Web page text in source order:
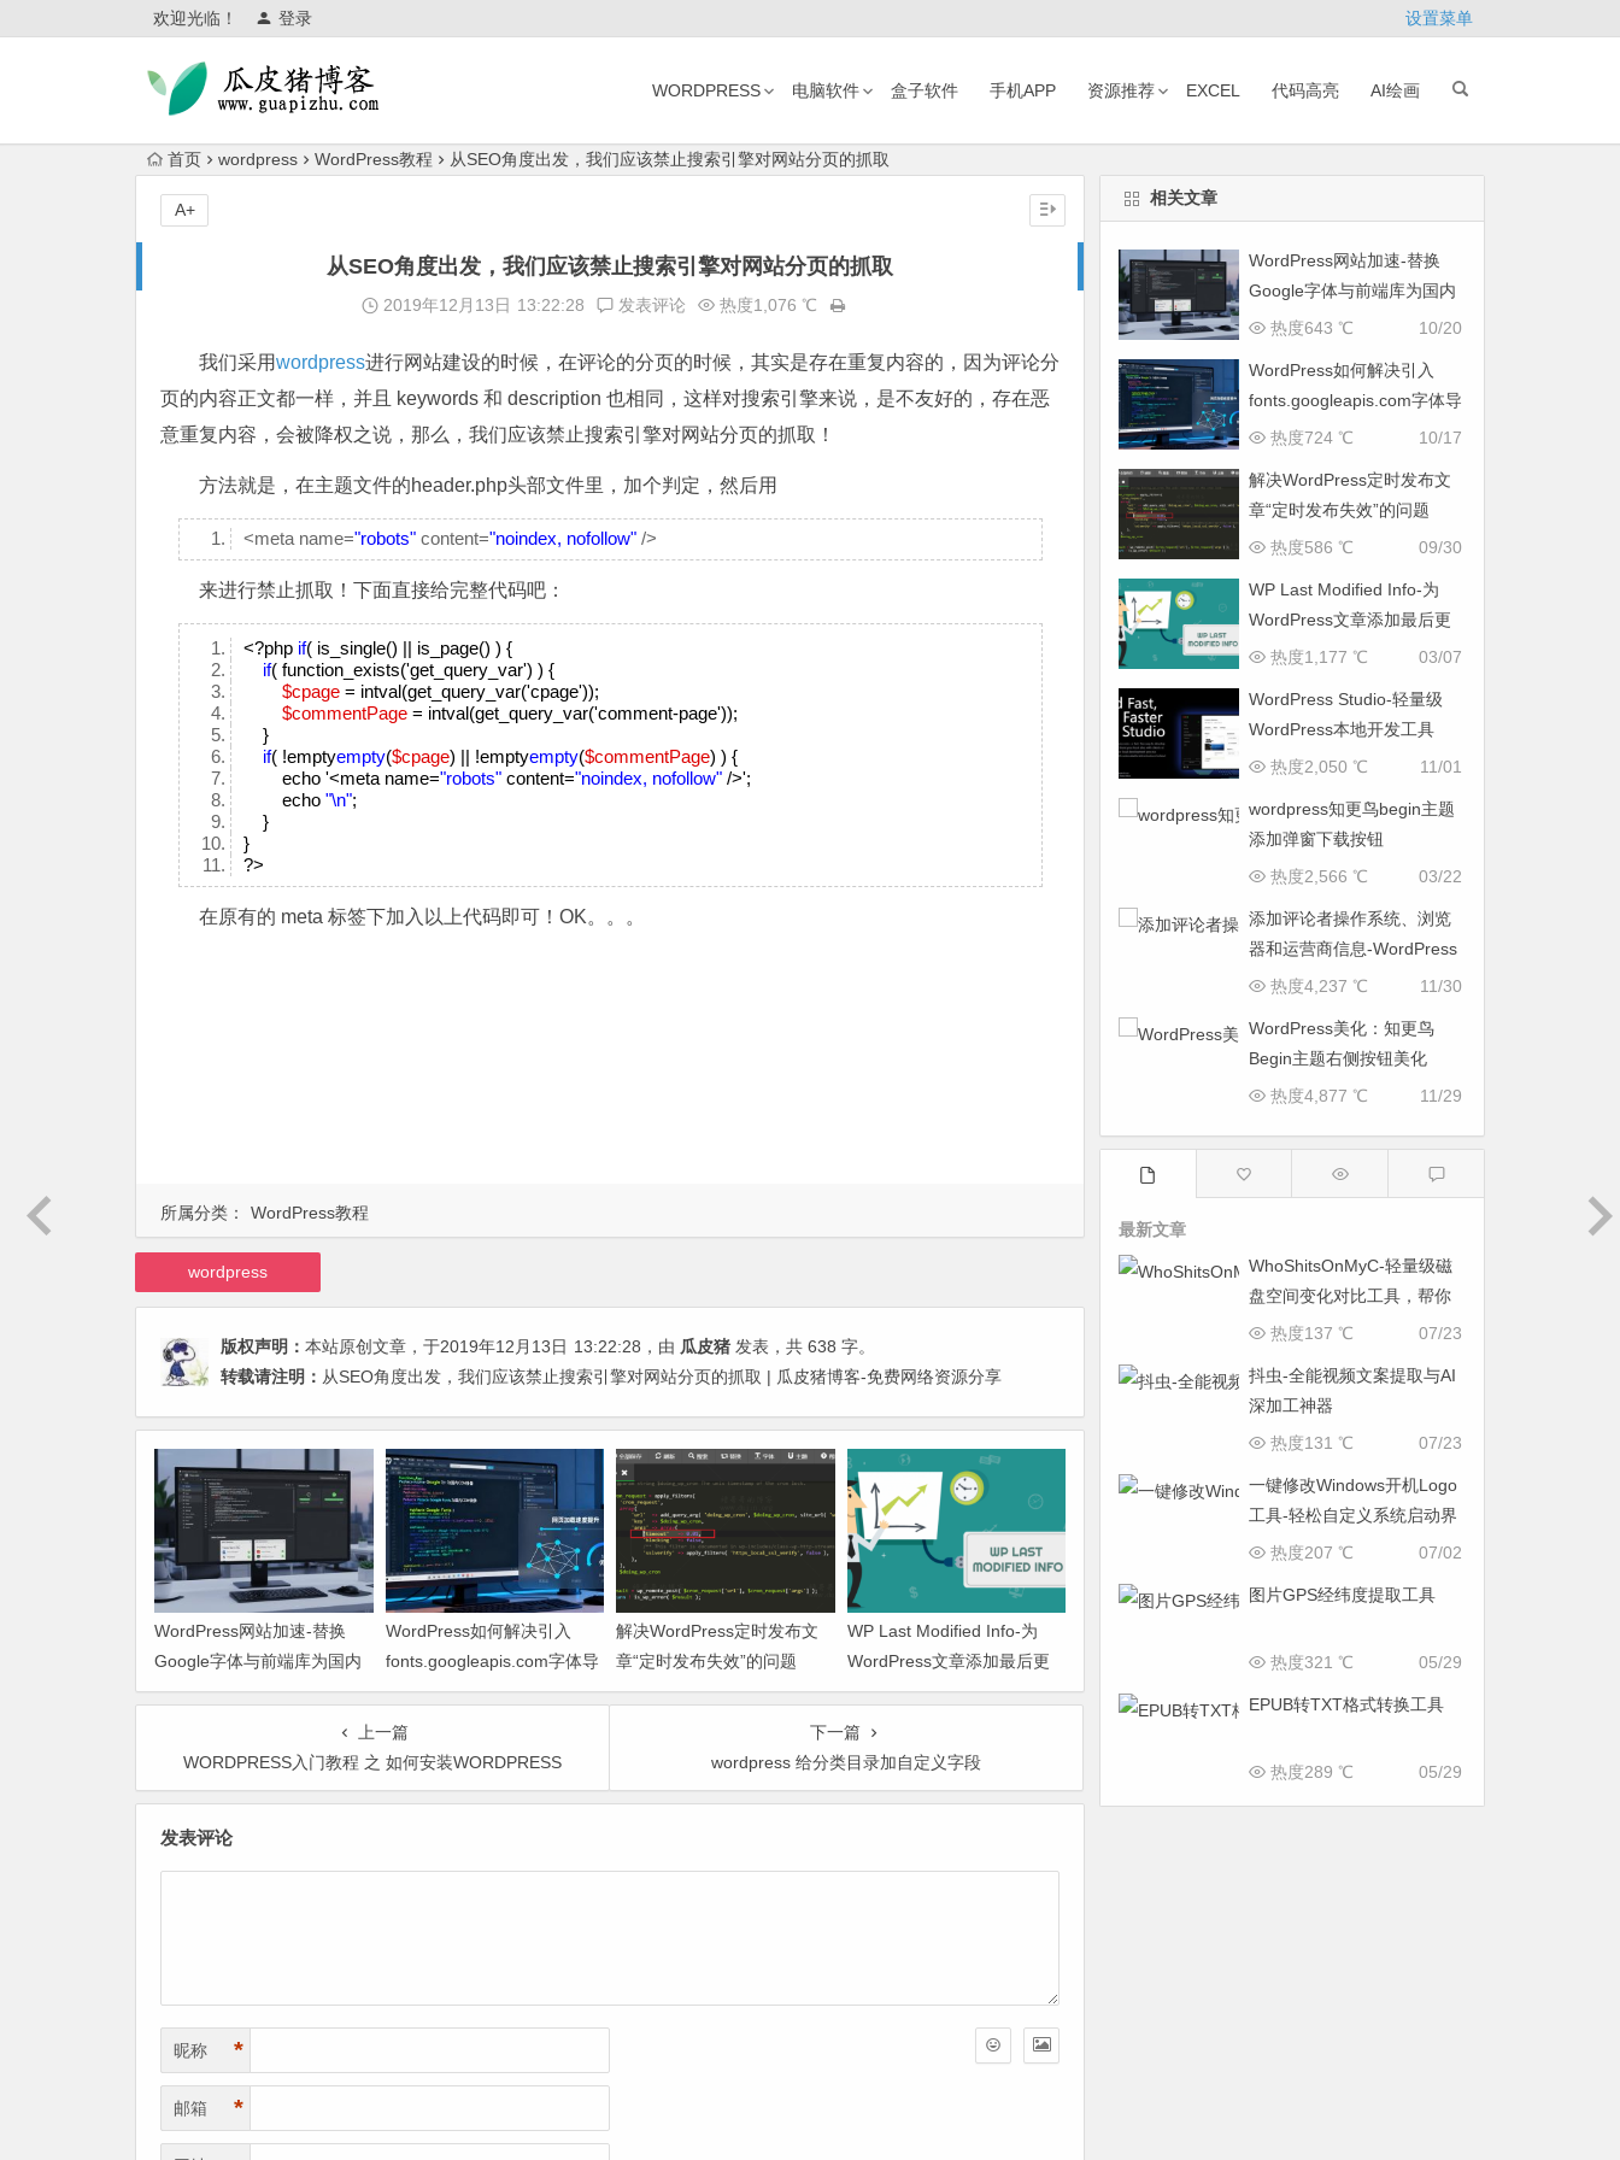
欢迎光临！ 登录 设置菜单
WORDPRESS 电脑软件 盒子软件 手机APP 资源推荐 EXCEL 代码高亮 AI绘画
首页 wordpress WordPress教程 从SEO角度出发，我们应该禁止搜索引擎对网站分页的抓取
从SEO角度出发，我们应该禁止搜索引擎对网站分页的抓取
2019年12月13日 13:22:28 发表评论 热度1,076 ℃
我们采用wordpress进行网站建设的时候，在评论的分页的时候，其实是存在重复内容的，因为评论分
页的内容正文都一样，并且 keywords 和 description 也相同，这样对搜索引擎来说，是不友好的，存在恶
意重复内容，会被降权之说，那么，我们应该禁止搜索引擎对网站分页的抓取！
方法就是，在主题文件的header.php头部文件里，加个判定，然后用
<meta name="robots"content="noindex, nofollow"/>
来进行禁止抓取！下面直接给完整代码吧：
<?php if( is_single() || is_page() ) {
if( function_exists('get_query_var') ) {
$cpage= intval(get_query_var('cpage'));
$commentPage= intval(get_query_var('comment-page'));
}
if( !emptyempty($cpage) || !emptyempty($commentPage) ) {
echo'<meta name="robots"content="noindex, nofollow"/>';
echo "\n";
}
}
?>
在原有的 meta 标签下加入以上代码即可！OK。。。
A+
所属分类： WordPress教程
wordpress
版权声明： 本站原创文章，于2019年12月13日 13:22:28 ，由 瓜皮猪 发表，共 638 字。
转载请注明： 从SEO角度出发，我们应该禁止搜索引擎对网站分页的抓取 | 瓜皮猪博客-免费网络资源分享
WordPress网站加速-替换
Google字体与前端库为国内
CDN镜像
WordPress如何解决引入
fonts.googleapis.com字体导
致网页响应缓慢问题
解决WordPress定时发布文
章“定时发布失效”的问题
WP Last Modified Info-为
WordPress文章添加最后更
新时间
上一篇
WORDPRESS入门教程 之 如何安装WORDPRESS
下一篇
wordpress 给分类目录加自定义字段
发表评论
昵称 *
邮箱 *
相关文章
WordPress网站加速-替换
Google字体与前端库为国内
CDN镜像
10/20
热度643 ℃
WordPress如何解决引入
fonts.googleapis.com字体导
致网页响应缓慢问题
10/17
热度724 ℃
解决WordPress定时发布文
章“定时发布失效”的问题
09/30
热度586 ℃
WP Last Modified Info-为
WordPress文章添加最后更
新时间
03/07
热度1,177 ℃
WordPress Studio-轻量级
WordPress本地开发工具
11/01
热度2,050 ℃
wordpress知更鸟begin主题
添加弹窗下载按钮
03/22
热度2,566 ℃
添加评论者操作系统、浏览
器和运营商信息-WordPress
教程
11/30
热度4,237 ℃
WordPress美化：知更鸟
Begin主题右侧按钮美化
11/29
热度4,877 ℃
最新文章
WhoShitsOnMyC-轻量级磁
盘空间变化对比工具，帮你
找出“吃掉”空间的罪魁祸首
07/23
热度137 ℃
抖虫-全能视频文案提取与AI
深加工神器
07/23
热度131 ℃
一键修改Windows开机Logo
工具-轻松自定义系统启动界
面
07/02
热度207 ℃
图片GPS经纬度提取工具
05/29
热度321 ℃
EPUB转TXT格式转换工具
05/29
热度289 ℃